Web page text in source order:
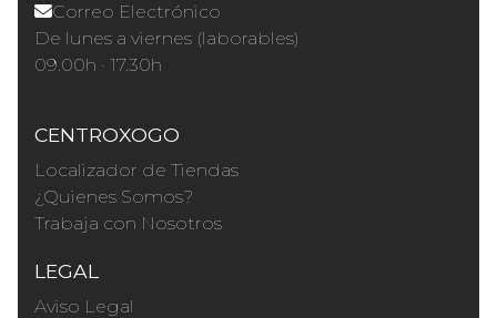
Correo Electrónico
De lunes a viernes (laborables)
09.00h · 17.30h
CENTROXOGO
Localizador de Tiendas
¿Quienes Somos?
Trabaja con Nosotros
LEGAL
Aviso Legal